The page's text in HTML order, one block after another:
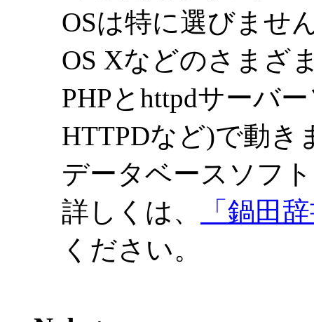
OSは特に選びませ
OS Xなどのさまざ
PHPとhttpdサーバ
HTTPDなど)で動き
データベースソフ
詳しくは、
「鍋田
ください。